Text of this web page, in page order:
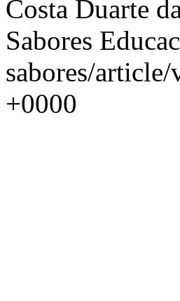
Costa Duarte
Sabores
sabores/
+0000